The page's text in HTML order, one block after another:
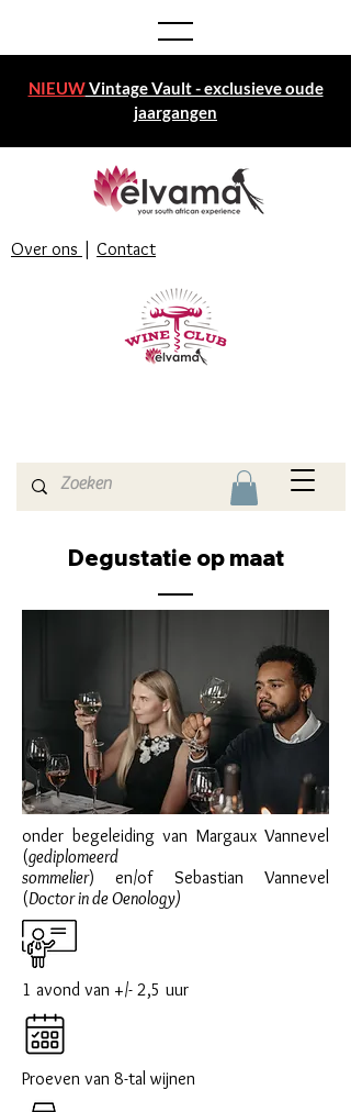
NIEUWVintage Vault - exclusieve oude
jaargangen
Over ons | Contact
Degustatie op maat
onder begeleiding van Margaux Vannevel
(gediplomeerd
sommelier) en/of Sebastian Vannevel
(Doctor in de Oenology)
1 avond van +/- 2,5 uur
Proeven van 8-tal wijnen